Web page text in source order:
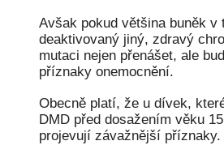
Avšak pokud většina buněk v
deaktivovaný jiný, zdravý
mutaci nejen přenášet, ale
příznaky onemocnění.
Obecně platí, že u dívek,
DMD před dosažením věku
projevují závažnější příznaky.